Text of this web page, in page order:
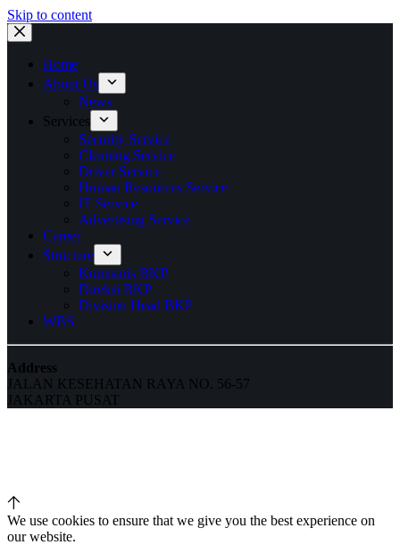
Skip to content
Home
About Us
News
Services
Security Service
Cleaning Service
Driver Service
Human Resources Service
IT Service
Advertising Service
Career
Structure
Komisaris BKP
Direksi BKP
Division Head BKP
WBS
Address
JALAN KESEHATAN RAYA NO. 56-57
JAKARTA PUSAT
We use cookies to ensure that we give you the best experience on
our website.